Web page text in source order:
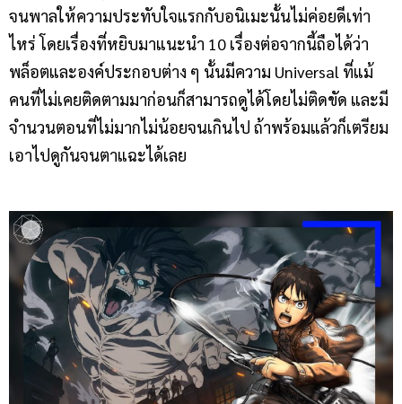
จนพาลให้ความประทับใจแรกกับอนิเมะนั้นไม่ค่อยดีเท่า
ไหร่ โดยเรื่องที่หยิบมาแนะนำ 10 เรื่องต่อจากนี้ถือได้ว่า
พล็อตและองค์ประกอบต่าง ๆ นั้นมีความ Universal ที่แม้
คนที่ไม่เคยติดตามมาก่อนก็สามารถดูได้โดยไม่ติดขัด และมี
จำนวนตอนที่ไม่มากไม่น้อยจนเกินไป ถ้าพร้อมแล้วก็เตรียม
เอาไปดูกันจนตาแฉะได้เลย